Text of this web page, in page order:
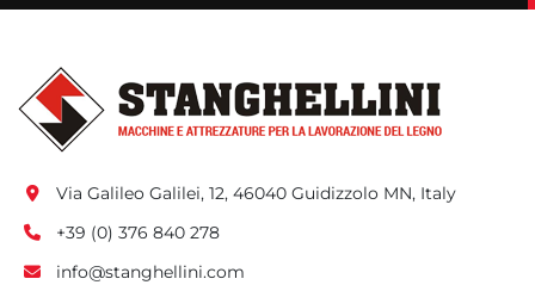
Via Galileo Galilei, 12, 46040 Guidizzolo MN, Italy
+39 (0) 376 840 278
info@stanghellini.com